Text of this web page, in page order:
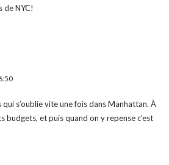
de NYC!
s’oublie vite une fois dans Manhattan. À
budgets, et puis quand on y repense c’est